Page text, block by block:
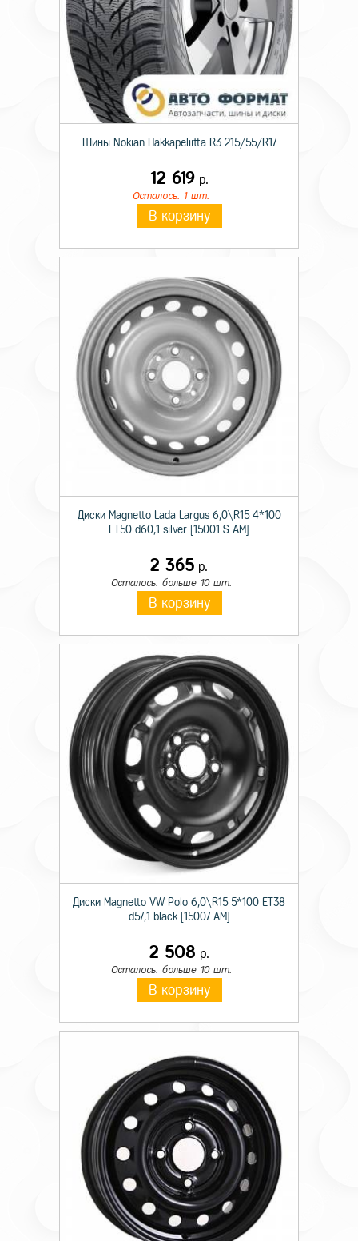
Шины Nokian Hakkapeliitta R3 215/55/R17
12 619р.
Осталось: 1 шт.
В корзину
Диски Magnetto Lada Largus 6,0\R15 4*100
ET50 d60,1 silver [15001 S AM]
2 365 р.
Осталось: больше 10 шт.
В корзину
Диски Magnetto VW Polo 6,0\R15 5*100 ET38
d57,1 black [15007 AM]
2 508 р.
Осталось: больше 10 шт.
В корзину